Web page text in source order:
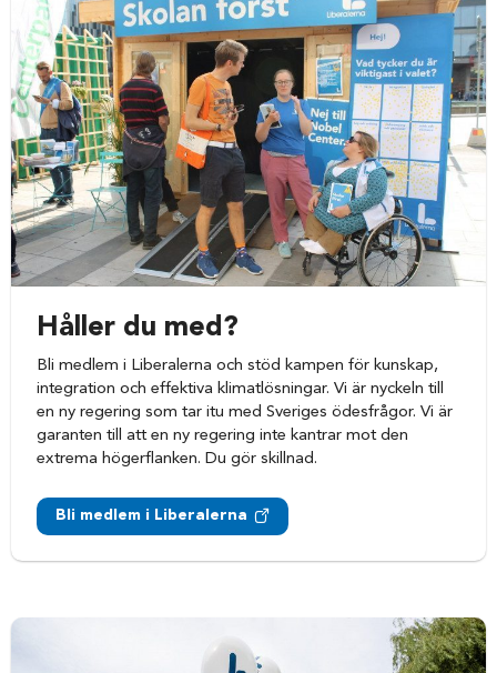
Håller du med?
Bli medlem i Liberalerna och stöd kampen för kunskap,
integration och effektiva klimatlösningar. Vi är nyckeln till
en ny regering som tar itu med Sveriges ödesfrågor. Vi är
garanten till att en ny regering inte kantrar mot den
extrema högerflanken. Du gör skillnad.
Bli medlem i Liberalerna